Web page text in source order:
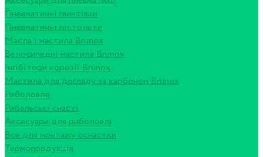
Пневматичні гвинтівки
Пневматичні пістолети
Масла і мастила Brunox
Велосипедні мастила Brunox
Інгібітори корозії Brunox
Мастила для догляду за карбоном Brunox
Риболовля
Рибальські снасті
Аксесуари для риболовлі
Все для монтажу оснастки
Термопродукція